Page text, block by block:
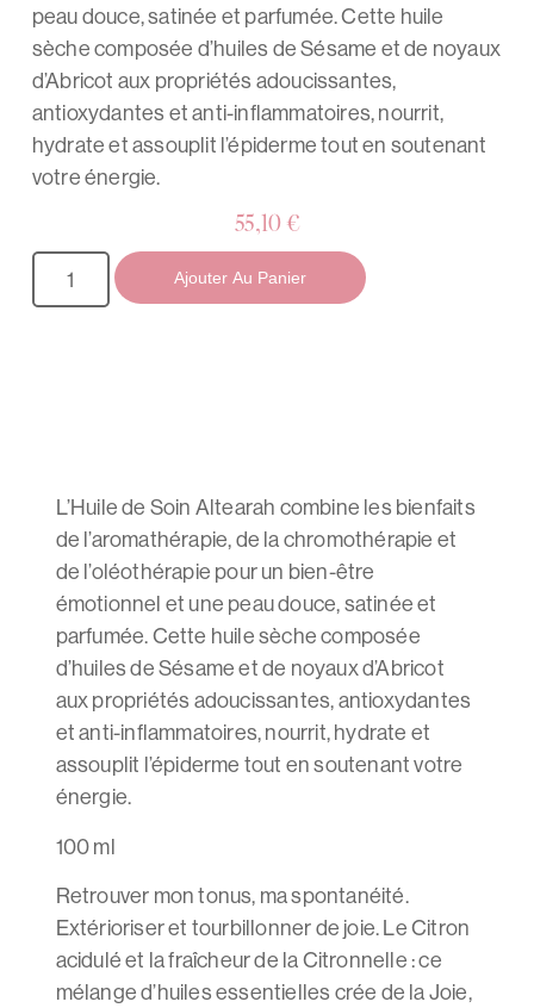
peau douce, satinée et parfumée. Cette huile
sèche composée d’huiles de Sésame et de noyaux
d’Abricot aux propriétés adoucissantes,
antioxydantes et anti-inflammatoires, nourrit,
hydrate et assouplit l’épiderme tout en soutenant
votre énergie.
55,10 €
Ajouter Au Panier
L’Huile de Soin Altearah combine les bienfaits
de l’aromathérapie, de la chromothérapie et
de l’oléothérapie pour un bien-être
émotionnel et une peau douce, satinée et
parfumée. Cette huile sèche composée
d’huiles de Sésame et de noyaux d’Abricot
aux propriétés adoucissantes, antioxydantes
et anti-inflammatoires, nourrit, hydrate et
assouplit l’épiderme tout en soutenant votre
énergie.
100 ml
Retrouver mon tonus, ma spontanéité.
Extérioriser et tourbillonner de joie. Le Citron
acidulé et la fraîcheur de la Citronnelle : ce
mélange d’huiles essentielles crée de la Joie,